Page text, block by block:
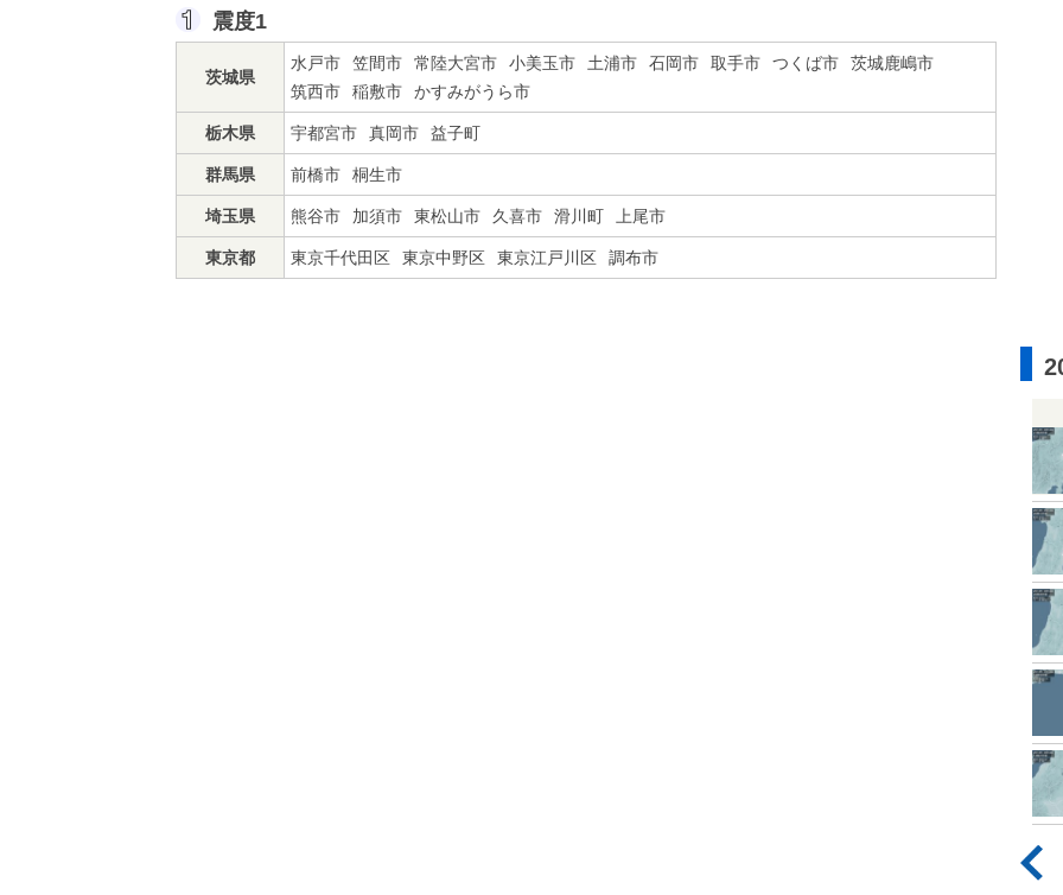
震度1
茨城県
水戸市 笠間市 常陸大宮市 小美玉市 土浦市 石岡市 取手市 つくば市
茨城鹿嶋市
筑西市
稲敷市 かすみがうら市
栃木県 宇都宮市 真岡市 益子町
群馬県 前橋市 桐生市
埼玉県 熊谷市 加須市 東松山市 久喜市 滑川町 上尾市
東京都 東京千代田区 東京中野区 東京江戸川区 調布市